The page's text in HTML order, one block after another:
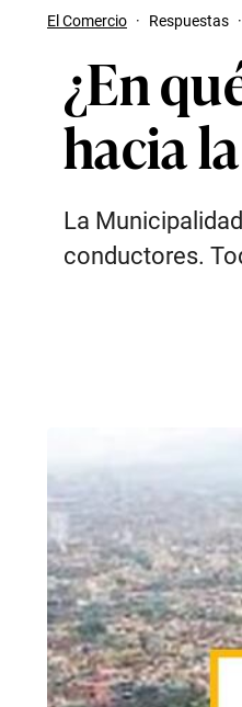
El Comercio · Respuestas ·
¿En
hacia
La
conductores.